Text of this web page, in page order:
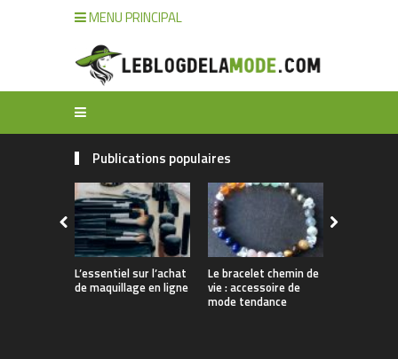
MENU PRINCIPAL
Publications populaires
L’essentiel sur l’achat
de maquillage en ligne
Le bracelet chemin de
vie : accessoire de
mode tendance